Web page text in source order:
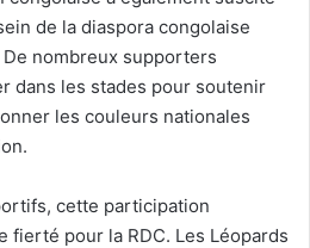
de la diaspora congolaise
nombreux supporters
dans les stades pour soutenir
les couleurs nationales
cette participation
fierté pour la RDC. Les Léopards